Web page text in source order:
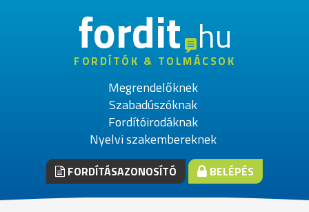
fordithu
FORDÍTÓK & TOLMÁCSOK
Megrendelőknek
Szabadúszóknak
Fordítóirodáknak
Nyelvi szakembereknek
FORDÍTÁSAZONOSÍTÓ BELÉPÉS